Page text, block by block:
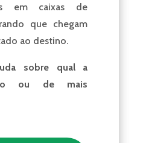
em caixas de
que chegam
ao destino.
sobre qual a
ou de mais